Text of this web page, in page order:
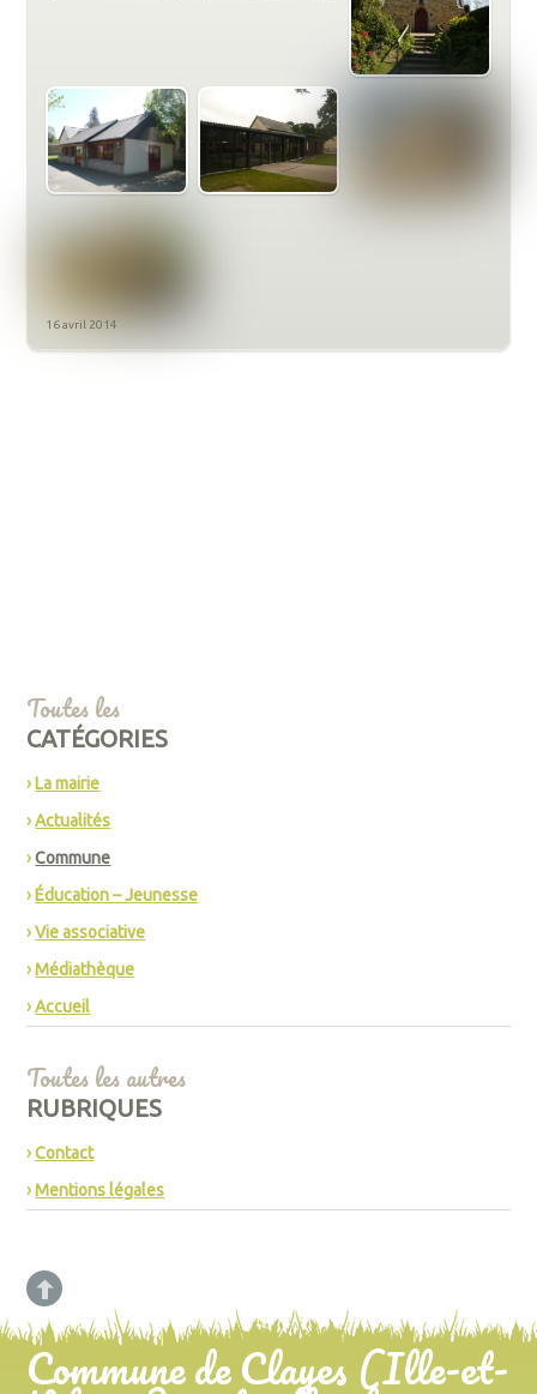
16 avril 2014
Toutes les
CATÉGORIES
La mairie
Actualités
Commune
Éducation – Jeunesse
Vie associative
Médiathèque
Accueil
Toutes les autres
RUBRIQUES
Contact
Mentions légales
Commune de Clayes (Ille-et-